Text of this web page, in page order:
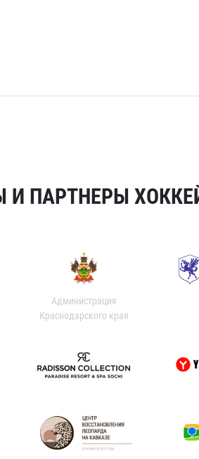
ПАРТНЕРЫ
Администрация
Краснодарского края